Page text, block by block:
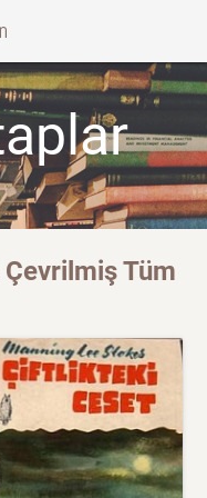
Çevrilmiş Tüm